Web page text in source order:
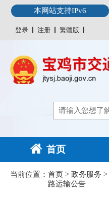
本网站支持IPv6
登录 注册 繁體版
首页
当前位置： 首页 > 政务服务 >
路运输公告